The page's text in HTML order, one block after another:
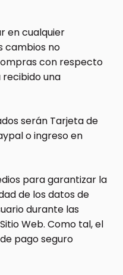
en cualquier
cambios no
con respecto
recibido una
serán Tarjeta de
o ingreso en
para garantizar la
de los datos de
durante las
Web. Como tal, el
pago seguro